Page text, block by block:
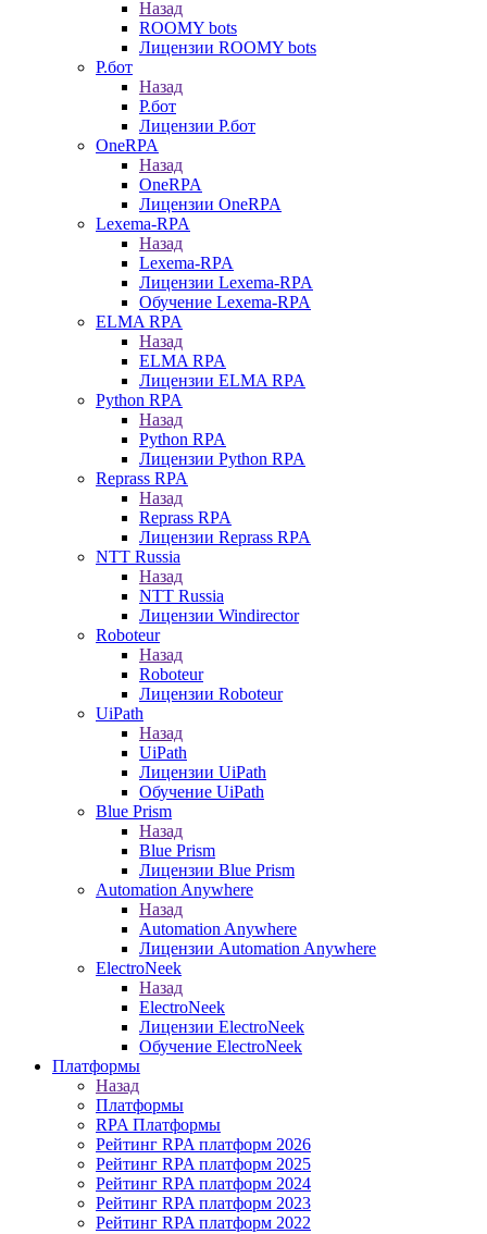
Назад
ROOMY bots
Лицензии ROOMY bots
Р.бот
Назад
Р.бот
Лицензии Р.бот
OneRPA
Назад
OneRPA
Лицензии OneRPA
Lexema-RPA
Назад
Lexema-RPA
Лицензии Lexema-RPA
Обучение Lexema-RPA
ELMA RPA
Назад
ELMA RPA
Лицензии ELMA RPA
Python RPA
Назад
Python RPA
Лицензии Python RPA
Reprass RPA
Назад
Reprass RPA
Лицензии Reprass RPA
NTT Russia
Назад
NTT Russia
Лицензии Windirector
Roboteur
Назад
Roboteur
Лицензии Roboteur
UiPath
Назад
UiPath
Лицензии UiPath
Обучение UiPath
Blue Prism
Назад
Blue Prism
Лицензии Blue Prism
Automation Anywhere
Назад
Automation Anywhere
Лицензии Automation Anywhere
ElectroNeek
Назад
ElectroNeek
Лицензии ElectroNeek
Обучение ElectroNeek
Платформы
Назад
Платформы
RPA Платформы
Рейтинг RPA платформ 2026
Рейтинг RPA платформ 2025
Рейтинг RPA платформ 2024
Рейтинг RPA платформ 2023
Рейтинг RPA платформ 2022